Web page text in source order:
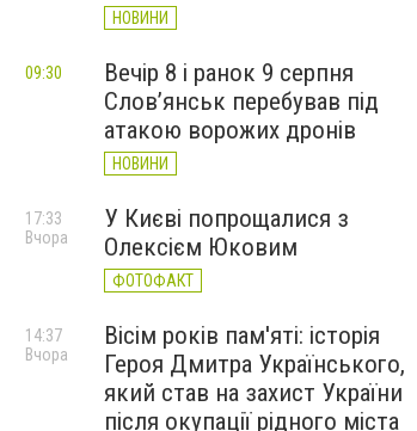
НОВИНИ
Вечір 8 і ранок 9 серпня
Слов’янськ перебував під
атакою ворожих дронів
НОВИНИ
09:30
У Києві попрощалися з
Олексієм Юковим
ФОТОФАКТ
17:33
Вчора
Вісім років пам'яті: історія
Героя Дмитра Українського,
який став на захист України
після окупації рідного міста
14:37
Вчора